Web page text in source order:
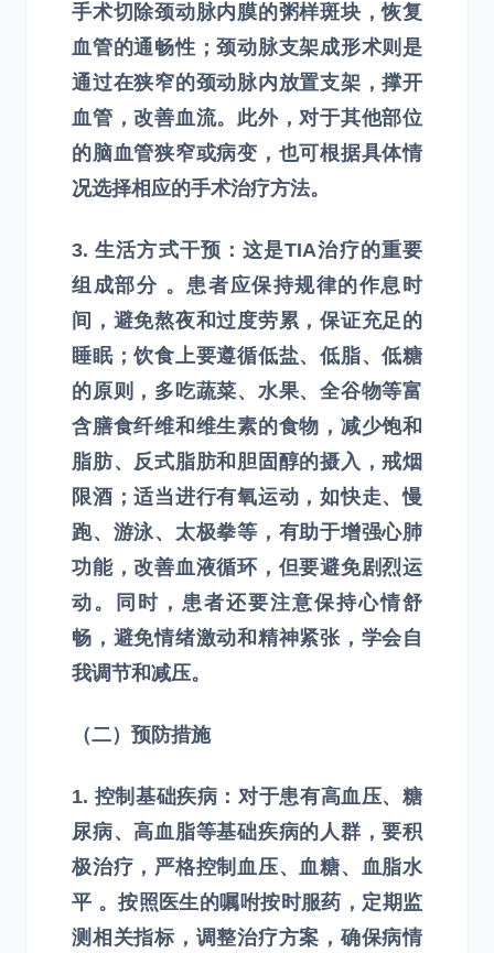
手术切除颈动脉内膜的粥样斑块，恢复
血管的通畅性；颈动脉支架成形术则是
通过在狭窄的颈动脉内放置支架，撑开
血管，改善血流。此外，对于其他部位
的脑血管狭窄或病变，也可根据具体情
况选择相应的手术治疗方法。
3. 生活方式干预：这是TIA治疗的重要
组成部分 。患者应保持规律的作息时
间，避免熬夜和过度劳累，保证充足的
睡眠；饮食上要遵循低盐、低脂、低糖
的原则，多吃蔬菜、水果、全谷物等富
含膳食纤维和维生素的食物，减少饱和
脂肪、反式脂肪和胆固醇的摄入，戒烟
限酒；适当进行有氧运动，如快走、慢
跑、游泳、太极拳等，有助于增强心肺
功能，改善血液循环，但要避免剧烈运
动。同时，患者还要注意保持心情舒
畅，避免情绪激动和精神紧张，学会自
我调节和减压。
（二）预防措施
1. 控制基础疾病：对于患有高血压、糖
尿病、高血脂等基础疾病的人群，要积
极治疗，严格控制血压、血糖、血脂水
平 。按照医生的嘱咐按时服药，定期监
测相关指标，调整治疗方案，确保病情